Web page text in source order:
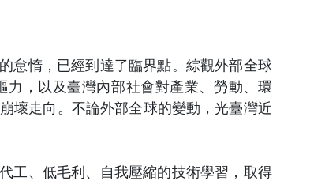
惰，已經到達了臨界點。綜觀外部全球
，以及臺灣內部社會對產業、勞動、環
壞走向。不論外部全球的變動，光臺灣近
、低毛利、自我壓縮的技術學習，取得